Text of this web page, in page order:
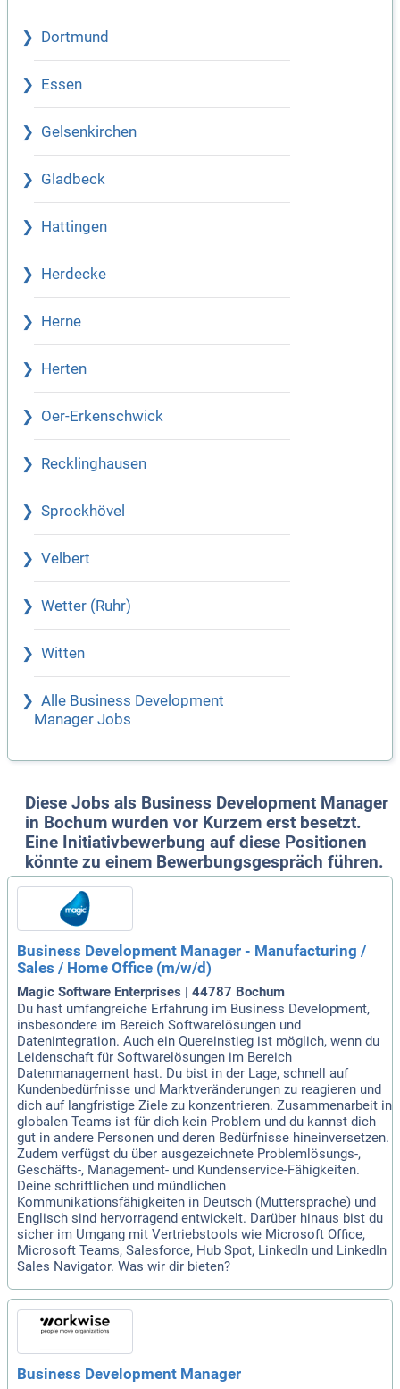
Dortmund
Essen
Gelsenkirchen
Gladbeck
Hattingen
Herdecke
Herne
Herten
Oer-Erkenschwick
Recklinghausen
Sprockhövel
Velbert
Wetter (Ruhr)
Witten
Alle Business Development
Manager Jobs
Diese Jobs als Business Development Manager
in Bochum wurden vor Kurzem erst besetzt.
Eine Initiativbewerbung auf diese Positionen
könnte zu einem Bewerbungsgespräch führen.
Business Development Manager - Manufacturing /
Sales / Home Office (m/w/d)
Magic Software Enterprises | 44787 Bochum
Du hast umfangreiche Erfahrung im Business Development,
insbesondere im Bereich Softwarelösungen und
Datenintegration. Auch ein Quereinstieg ist möglich, wenn du
Leidenschaft für Softwarelösungen im Bereich
Datenmanagement hast. Du bist in der Lage, schnell auf
Kundenbedürfnisse und Marktveränderungen zu reagieren und
dich auf langfristige Ziele zu konzentrieren. Zusammenarbeit in
globalen Teams ist für dich kein Problem und du kannst dich
gut in andere Personen und deren Bedürfnisse hineinversetzen.
Zudem verfügst du über ausgezeichnete Problemlösungs-,
Geschäfts-, Management- und Kundenservice-Fähigkeiten.
Deine schriftlichen und mündlichen
Kommunikationsfähigkeiten in Deutsch (Muttersprache) und
Englisch sind hervorragend entwickelt. Darüber hinaus bist du
sicher im Umgang mit Vertriebstools wie Microsoft Office,
Microsoft Teams, Salesforce, Hub Spot, LinkedIn und LinkedIn
Sales Navigator. Was wir dir bieten?
Business Development Manager